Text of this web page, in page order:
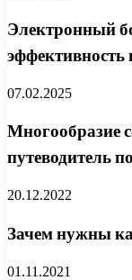
Электронный
07.02.2025
Многообразие
путеводитель
20.12.2022
Зачем нужны
01.11.2021